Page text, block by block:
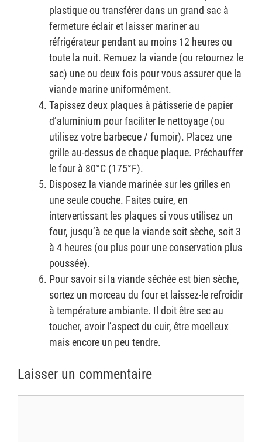
plastique ou transférer dans un grand sac à
fermeture éclair et laisser mariner au
réfrigérateur pendant au moins 12 heures ou
toute la nuit. Remuez la viande (ou retournez le
sac) une ou deux fois pour vous assurer que la
viande marine uniformément.
Tapissez deux plaques à pâtisserie de papier
d’aluminium pour faciliter le nettoyage (ou
utilisez votre barbecue / fumoir). Placez une
grille au-dessus de chaque plaque. Préchauffer
le four à 80°C (175°F).
Disposez la viande marinée sur les grilles en
une seule couche. Faites cuire, en
intervertissant les plaques si vous utilisez un
four, jusqu’à ce que la viande soit sèche, soit 3
à 4 heures (ou plus pour une conservation plus
poussée).
Pour savoir si la viande séchée est bien sèche,
sortez un morceau du four et laissez-le refroidir
à température ambiante. Il doit être sec au
toucher, avoir l’aspect du cuir, être moelleux
mais encore un peu tendre.
Laisser un commentaire